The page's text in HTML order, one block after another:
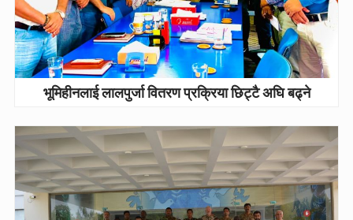
भूमिहीनलाई लालपुर्जा वितरण प्रक्रिया छिट्टै अघि बढ्ने